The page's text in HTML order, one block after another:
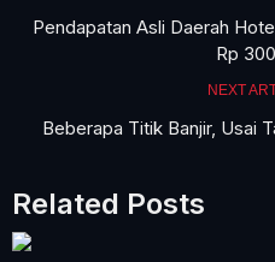
Pendapatan Asli Daerah
Rp
NEXT
Beberapa Titik Banjir, Usai
Related Posts